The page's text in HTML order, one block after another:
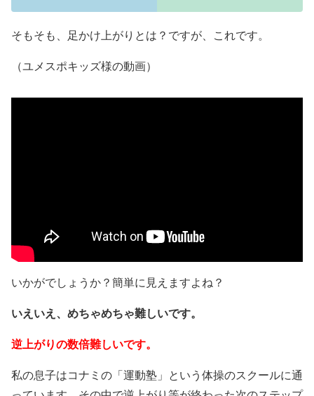
そもそも、足かけ上がりとは？ですが、これです。
（ユメスポキッズ様の動画）
いかがでしょうか？簡単に見えますよね？
いえいえ、めちゃめちゃ難しいです。
逆上がりの数倍難しいです。
私の息子はコナミの「運動塾」という体操のスクールに通